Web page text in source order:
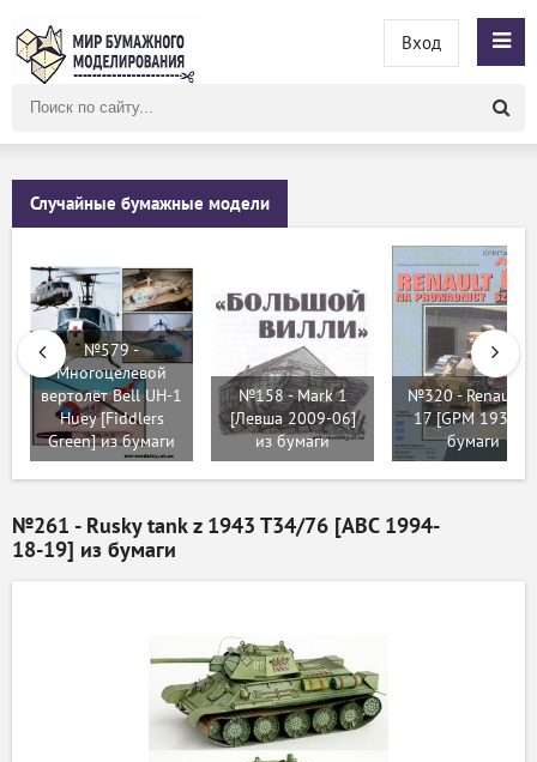
сайту
Вход
Случайные бумажные модели
№579 -
Многоцелевой
вертолёт Bell UH-1
Huey [Fiddlers
Green] из бумаги
№158 - Mark 1
[Левша 2009-06]
из бумаги
№320 - Renault
17 [GPM 193] из
бумаги
№261 - Rusky tank z 1943 T34/76 [ABC 1994-
18-19] из бумаги